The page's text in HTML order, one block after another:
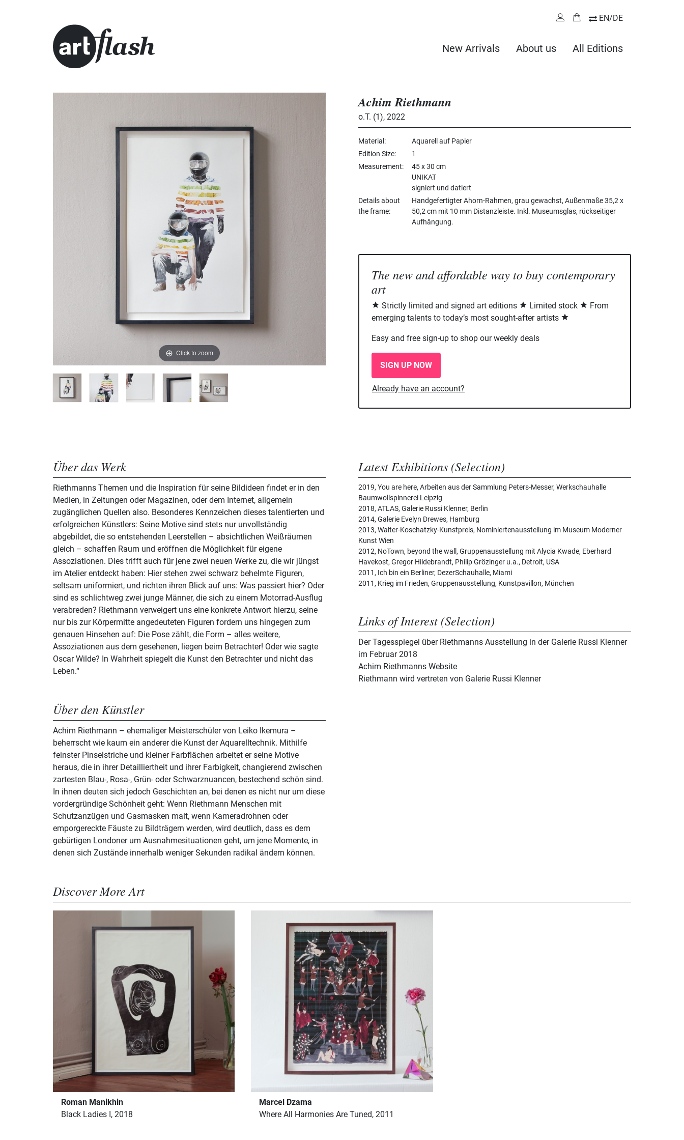
EN/DE
New Arrivals About us All Editions
Click to zoom
Achim Riethmann
o.T. (1), 2022
Material
Aquarell auf Papier
Edition Size
1
Measurement
45 x 30 cm
UNIKAT
signiert und datiert
Details about
the frame
Handgefertigter Ahorn-Rahmen, grau gewachst, Außenmaße 35,2 x
50,2 cm mit 10 mm Distanzleiste. Inkl. Museumsglas, rückseitiger
Aufhängung.
The new and affordable way to buy contemporary
art
Strictly limited and signed art editions Limited stock
From
emerging talents to today’s most sought-after artists
Easy and free sign-up to shop our weekly deals
SIGN UP NOW
Already have an account?
Über das Werk
Riethmanns Themen und die Inspiration für seine Bildideen findet er in den
Medien, in Zeitungen oder Magazinen, oder dem Internet, allgemein
zugänglichen Quellen also. Besonderes Kennzeichen dieses talentierten und
erfolgreichen Künstlers: Seine Motive sind stets nur unvollständig
abgebildet, die so entstehenden Leerstellen – absichtlichen Weißräumen
gleich – schaffen Raum und eröffnen die Möglichkeit für eigene
Assoziationen. Dies trifft auch für jene zwei neuen Werke zu, die wir jüngst
im Atelier entdeckt haben: Hier stehen zwei schwarz behelmte Figuren,
seltsam uniformiert, und richten ihren Blick auf uns: Was passiert hier? Oder
sind es schlichtweg zwei junge Männer, die sich zu einem Motorrad-Ausflug
verabreden? Riethmann verweigert uns eine konkrete Antwort hierzu, seine
nur bis zur Körpermitte angedeuteten Figuren fordern uns hingegen zum
genauen Hinsehen auf: Die Pose zählt, die Form – alles weitere,
Assoziationen aus dem gesehenen, liegen beim Betrachter! Oder wie sagte
Oscar Wilde? In Wahrheit spiegelt die Kunst den Betrachter und nicht das
Leben.“
Über den Künstler
Achim Riethmann – ehemaliger Meisterschüler von Leiko Ikemura –
beherrscht wie kaum ein anderer die Kunst der Aquarelltechnik. Mithilfe
feinster Pinselstriche und kleiner Farbflächen arbeitet er seine Motive
heraus, die in ihrer Detailliertheit und ihrer Farbigkeit, changierend zwischen
zartesten Blau-, Rosa-, Grün- oder Schwarznuancen, bestechend schön sind.
In ihnen deuten sich jedoch Geschichten an, bei denen es nicht nur um diese
vordergründige Schönheit geht: Wenn Riethmann Menschen mit
Schutzanzügen und Gasmasken malt, wenn Kameradrohnen oder
emporgereckte Fäuste zu Bildträgern werden, wird deutlich, dass es dem
gebürtigen Londoner um Ausnahmesituationen geht, um jene Momente, in
denen sich Zustände innerhalb weniger Sekunden radikal ändern können.
Latest Exhibitions (Selection)
2019, You are here, Arbeiten aus der Sammlung Peters-Messer, Werkschauhalle
Baumwollspinnerei Leipzig
2018, ATLAS, Galerie Russi Klenner, Berlin
2014, Galerie Evelyn Drewes, Hamburg
2013, Walter-Koschatzky-Kunstpreis, Nominiertenausstellung im Museum Moderner
Kunst Wien
2012, NoTown, beyond the wall, Gruppenausstellung mit Alycia Kwade, Eberhard
Havekost, Gregor Hildebrandt, Philip Grözinger u.a., Detroit, USA
2011, Ich bin ein Berliner, DezerSchauhalle, Miami
2011, Krieg im Frieden, Gruppenausstellung, Kunstpavillon, München
Links of Interest (Selection)
Der Tagesspiegel über Riethmanns Ausstellung in der Galerie Russi Klenner
im Februar 2018
Achim Riethmanns Website
Riethmann wird vertreten von Galerie Russi Klenner
Discover More Art
Roman Manikhin
Black Ladies I, 2018
Marcel Dzama
Where All Harmonies Are Tuned, 2011